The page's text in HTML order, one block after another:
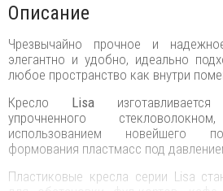
Описание
Чрезвычайно прочное и
элегантно и удобно, идеально
любое пространство как внутри
Кресло Lisa
упрочненного
использованием новейшего
формования пластмасс под
Пластиковые кресла серии Lisa